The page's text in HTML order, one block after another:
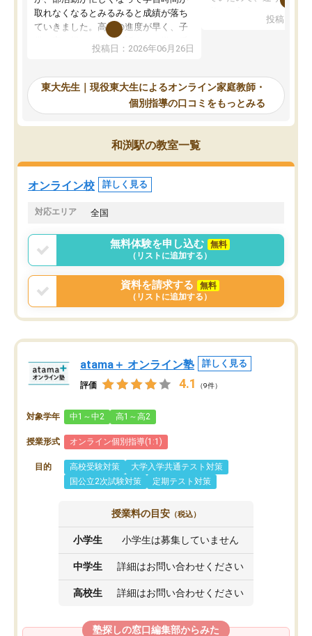
取れなくなるとみるみると成績が落ち
ていきました。高校の進度が早く、子
供も家に帰って勉強の話すると嫌な反
応を示します。東大先生にお願いして
れるので、親としても安心です。毎日
使える自習室とかもあり、わからない
ところがあれば先生が回答してくれる
のも重宝しています。
投稿日：2026年06月26日
で、当初は模試でD判定
自習室が毎日使えていつ
るのが心強かったよう
謝です。
投稿日：
東大先生｜現役東大生によるオンライン家庭教師・
個別指導の口コミをもっとみる
和渕駅の教室一覧
オンライン校 詳しく見る
対応エリア 全国
無料体験を申し込む
無料
（リストに追加する）
資料を請求する
無料
（リストに追加する）
atama＋ オンライン塾 詳しく見る
評価 4.1 （9件）
対象学年 中1～中2 高1～高2
授業形式 オンライン個別指導(1:1)
目的 高校受験対策
大学入学共通テスト対策
国公立2次試験対策
定期テスト対策
授業料の目安 （税込）
小学生 小学生は募集していません
中学生 詳細はお問い合わせください
高校生 詳細はお問い合わせください
塾探しの窓口編集部からみた